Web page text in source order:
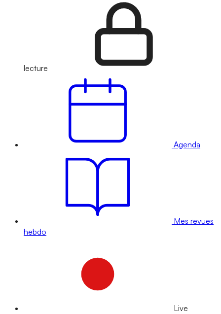
lecture
Agenda
Mes revues
hebdo
Live